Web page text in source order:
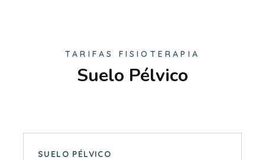
TARIFAS FISIOTERAPIA
Suelo Pélvico
SUELO PÉLVICO